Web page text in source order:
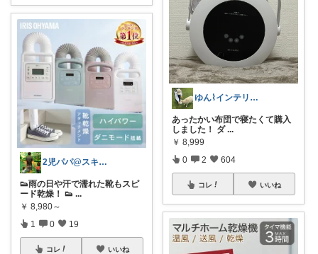
2児パパ@スキマ時間活用術
👟雨の日や汗で濡れた靴もスピ
ード乾燥！ 👟 ...
￥ 8,980～
1 0 19
コレ いいね
ゆん⌇インテリアと生活雑貨がメイン🧸
あったかい布団で寝たくて購入
しました！ ダ ...
￥ 8,999
0 2 604
コレ いいね